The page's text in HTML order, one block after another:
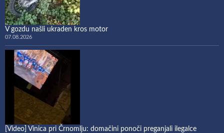
V gozdu našli ukraden kros motor
07.08.2026
[Video] Vinica pri Črnomlju: domačini ponoči preganjali ilegalce